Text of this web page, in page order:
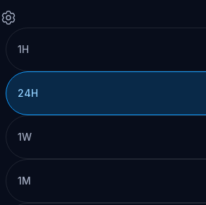
1H
24H
1W
1M